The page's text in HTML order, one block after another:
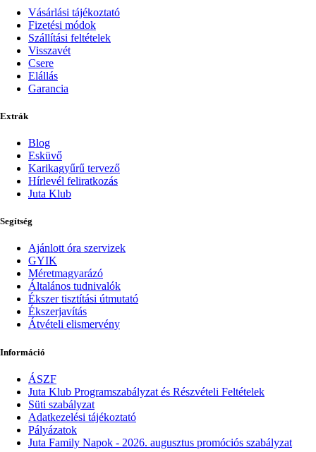
Vásárlási tájékoztató
Fizetési módok
Szállítási feltételek
Visszavét
Csere
Elállás
Garancia
Extrák
Blog
Esküvő
Karikagyűrű tervező
Hírlevél feliratkozás
Juta Klub
Segítség
Ajánlott óra szervizek
GYIK
Méretmagyarázó
Általános tudnivalók
Ékszer tisztítási útmutató
Ékszerjavítás
Átvételi elismervény
Információ
ÁSZF
Juta Klub Programszabályzat és Részvételi Feltételek
Süti szabályzat
Adatkezelési tájékoztató
Pályázatok
Juta Family Napok - 2026. augusztus promóciós szabályzat